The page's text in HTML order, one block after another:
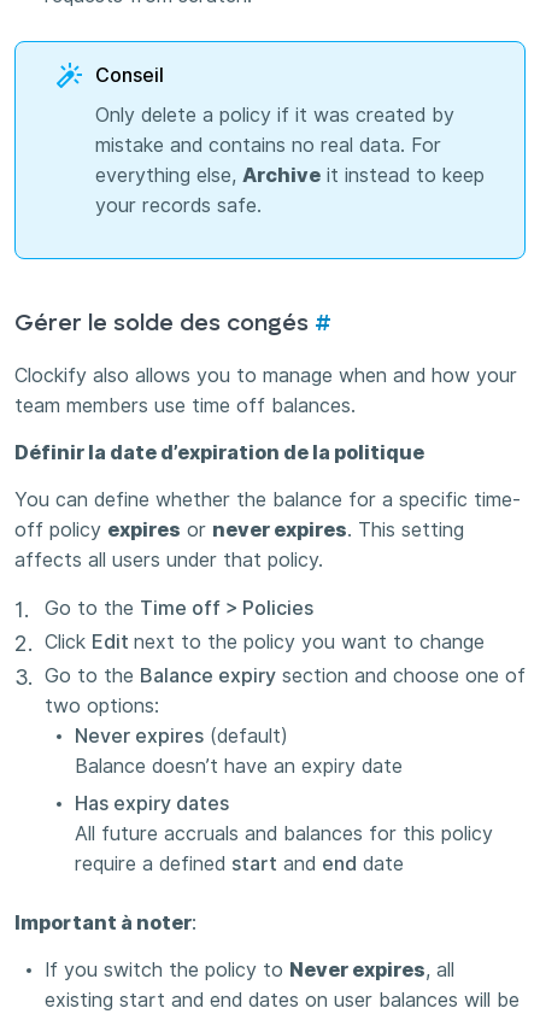
Conseil
Only delete a policy if it was created by
mistake and contains no real data. For
everything else, Archive it instead to keep
your records safe.
Gérer le solde des congés #
Clockify also allows you to manage when and how your
team members use time off balances.
Définir la date d’expiration de la politique
You can define whether the balance for a specific time-
off policy expires or never expires. This setting
affects all users under that policy.
Go to the Time off > Policies
Click Edit next to the policy you want to change
Go to the Balance expiry section and choose one of
two options:
Never expires (default)
Balance doesn’t have an expiry date
Has expiry dates
All future accruals and balances for this policy
require a defined start and end date
Important à noter:
If you switch the policy to Never expires, all
existing start and end dates on user balances will be